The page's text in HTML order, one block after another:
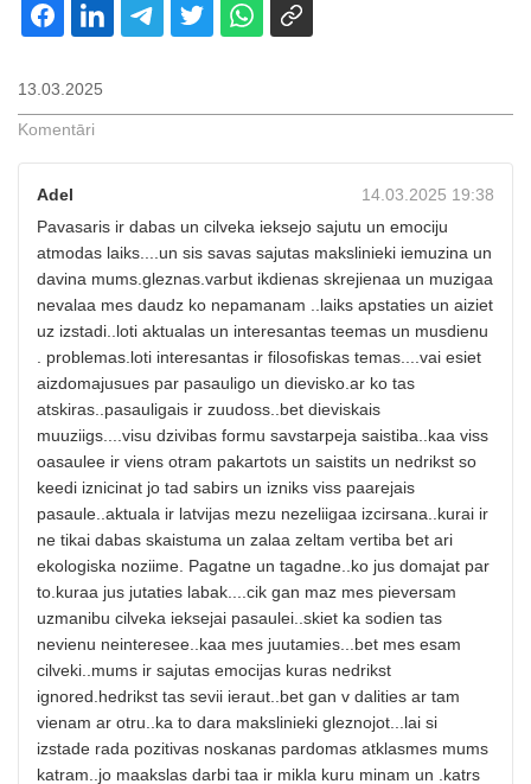
13.03.2025
Komentāri
14.03.2025 19:38
Adel
Pavasaris ir dabas un cilveka ieksejo sajutu un emociju
atmodas laiks....un sis savas sajutas makslinieki iemuzina un
davina mums.gleznas.varbut ikdienas skrejienaa un muzigaa
nevalaa mes daudz ko nepamanam ..laiks apstaties un aiziet
uz izstadi..loti aktualas un interesantas teemas un musdienu
. problemas.loti interesantas ir filosofiskas temas....vai esiet
aizdomajusues par pasauligo un dievisko.ar ko tas
atskiras..pasauligais ir zuudoss..bet dieviskais
muuziigs....visu dzivibas formu savstarpeja saistiba..kaa viss
oasaulee ir viens otram pakartots un saistits un nedrikst so
keedi iznicinat jo tad sabirs un izniks viss paarejais
pasaule..aktuala ir latvijas mezu nezeliigaa izcirsana..kurai ir
ne tikai dabas skaistuma un zalaa zeltam vertiba bet ari
ekologiska noziime. Pagatne un tagadne..ko jus domajat par
to.kuraa jus jutaties labak....cik gan maz mes pieversam
uzmanibu cilveka ieksejai pasaulei..skiet ka sodien tas
nevienu neinteresee..kaa mes juutamies...bet mes esam
cilveki..mums ir sajutas emocijas kuras nedrikst
ignored.hedrikst tas sevii ieraut..bet gan v dalities ar tam
vienam ar otru..ka to dara makslinieki gleznojot...lai si
izstade rada pozitivas noskanas pardomas atklasmes mums
katram..jo maakslas darbi taa ir mikla kuru minam un .katrs